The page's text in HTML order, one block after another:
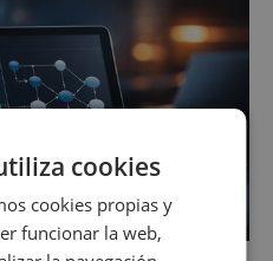
cookies
cookies propias y
funcionar la web,